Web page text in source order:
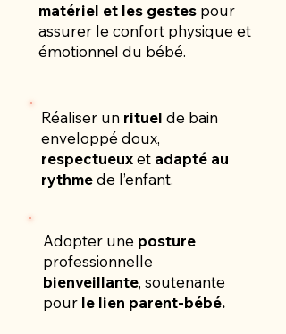
matériel et les gestes pour
assurer le confort physique et
émotionnel du bébé.
Réaliser un rituel de bain
enveloppé doux,
respectueuxet adapté au
rythmede l’enfant.
Adopter une posture
professionnelle
bienveillante, soutenante
pour le lien parent-bébé.